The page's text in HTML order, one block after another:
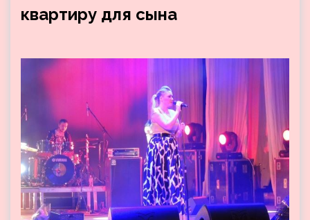
квартиру для сына